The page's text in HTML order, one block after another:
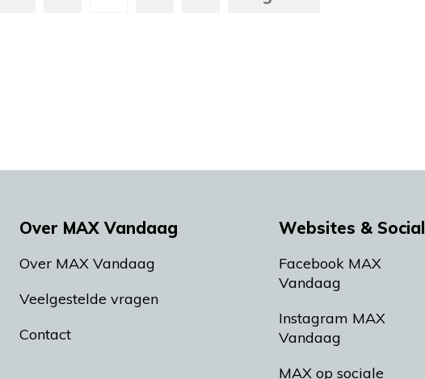
Over MAX Vandaag
Over MAX Vandaag
Veelgestelde vragen
Contact
Websites & Social
Facebook MAX
Vandaag
Instagram MAX
Vandaag
MAX op sociale